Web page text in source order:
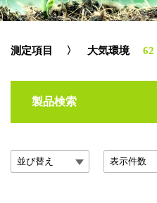
測定項目 〉 大気環境 62
製品検索